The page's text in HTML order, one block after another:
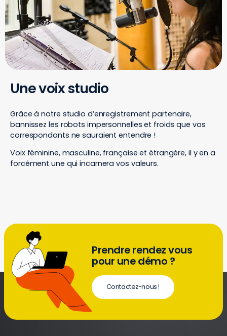
Une voix studio
Grâce à notre studio d’enregistrement partenaire,
bannissez les robots impersonnelles et froids que vos
correspondants ne sauraient entendre !
Voix féminine, masculine, française et étrangère, il y en a
forcément une qui incarnera vos valeurs.
Prendre rendez vous
pour une démo ?
Contactez-nous !